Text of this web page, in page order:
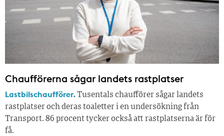
Chaufförerna sågar landets rastplatser
Lastbilschaufförer.Tusentals chaufförer sågar landets
rastplatser och deras toaletter i en undersökning från
Transport. 86 procent tycker också att rastplatserna är för
få.